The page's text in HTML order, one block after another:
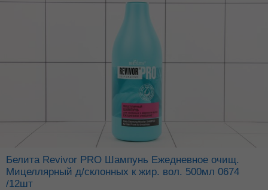
Белита Revivor PRO Шампунь Ежедневное очищ.
Мицеллярный д/склонных к жир. вол. 500мл 0674
/12шт